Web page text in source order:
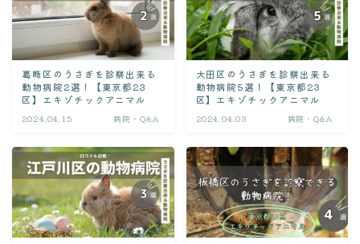
病気・症状
緊急対応
病院・Q&A
よくある質問集
通院ガイド
葛飾区のうさぎを診察出来る
動物病院2選！【東京都23
区】エキゾチックアニマル
2024.04.15 病院・Q&A
大田区のうさぎを診察出来る
動物病院5選！【東京都23
区】エキゾチックアニマル
2024.04.03 病院・Q&A